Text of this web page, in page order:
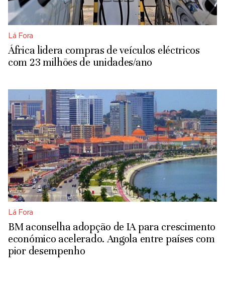
Lá Fora
África lidera compras de veículos eléctricos
com 23 milhões de unidades/ano
Lá Fora
BM aconselha adopção de IA para crescimento
económico acelerado. Angola entre países com
pior desempenho